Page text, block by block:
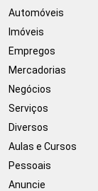
Automóveis
Imóveis
Empregos
Mercadorias
Negócios
Serviços
Diversos
Aulas e Cursos
Pessoais
Anuncie